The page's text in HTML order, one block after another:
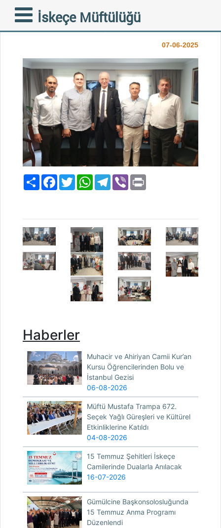
İskeçe Müftülüğü
MÜFTÜLÜĞÜMÜZDE
BAYRAMLAŞMA...
07-06-2025
PaylaşFacebook
TwitterWhatsAppTelegram
Viber
Haberler
Muhacir ve Ahiriyan Camii Kur’an
Kursu Öğrencilerinden Bolu ve
İstanbul Gezisi
06-08-2026
Müftü Mustafa Trampa 672.
Seçek Yağlı Güreşleri ve Kültürel
Etkinliklerine Katıldı
04-08-2026
15 Temmuz Şehitleri İskeçe
Camilerinde Dualarla Anılacak
16-07-2026
Gümülcine Başkonsolosluğunda
15 Temmuz Anma Programı
Düzenlendi